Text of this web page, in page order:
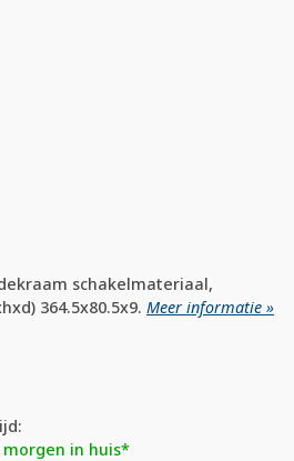
schakelmateriaal,
364.5x80.5x9. Meer informatie »
in huis*